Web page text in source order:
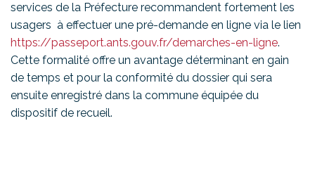
services de la Préfecture recommandent fortement les
usagers à effectuer une pré-demande en ligne via le lien
https://passeport.ants.gouv.fr/demarches-en-ligne.
Cette formalité offre un avantage déterminant en gain
de temps et pour la conformité du dossier qui sera
ensuite enregistré dans la commune équipée du
dispositif de recueil.